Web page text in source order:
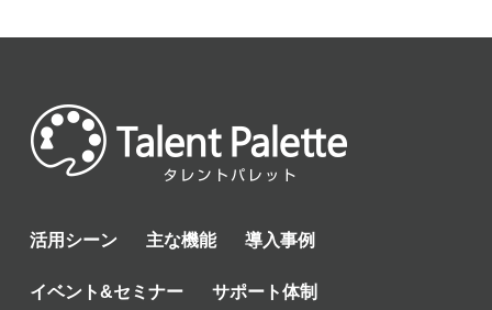
活用シーン 主な機能 導入事例
イベント&セミナー サポート体制